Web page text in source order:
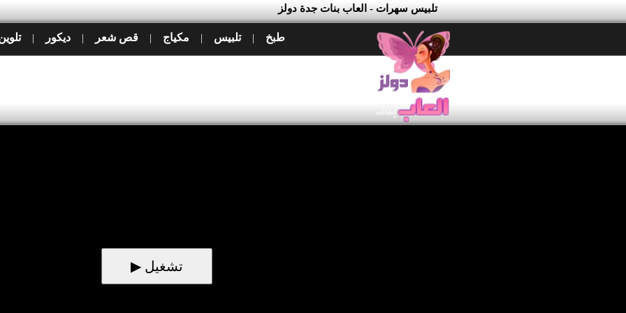
تلبيس سهرات - العاب بنات جدة دولز
طبخ | تلبيس | مكياج | قص شعر | ديكور |
▶ تشغيل